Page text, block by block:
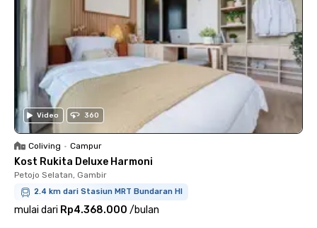
Video 360
Coliving • Campur
Kost Rukita Deluxe Harmoni
Petojo Selatan, Gambir
2.4 km dari Stasiun MRT Bundaran HI
mulai dari Rp4.368.000 /bulan